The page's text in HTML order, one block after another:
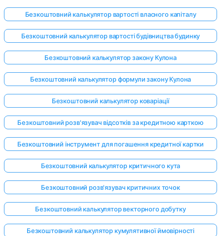
Безкоштовний калькулятор вартості власного капіталу
Безкоштовний калькулятор вартості будівництва будинку
Безкоштовний калькулятор закону Кулона
Безкоштовний калькулятор формули закону Кулона
Безкоштовний калькулятор коваріації
Безкоштовний розв'язувач відсотків за кредитною карткою
Безкоштовний інструмент для погашення кредитної картки
Безкоштовний калькулятор критичного кута
Безкоштовний розв'язувач критичних точок
Безкоштовний калькулятор векторного добутку
Безкоштовний калькулятор кумулятивної ймовірності